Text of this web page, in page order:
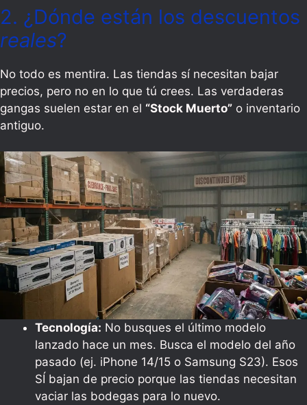
2. ¿Dónde están los descuentos
reales?
No todo es mentira. Las tiendas sí necesitan bajar
precios, pero no en lo que tú crees. Las verdaderas
gangas suelen estar en el “Stock Muerto” o inventario
antiguo.
Tecnología: No busques el último modelo
lanzado hace un mes. Busca el modelo del año
pasado (ej. iPhone 14/15 o Samsung S23). Esos
SÍ bajan de precio porque las tiendas necesitan
vaciar las bodegas para lo nuevo.